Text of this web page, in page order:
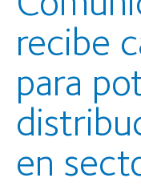
recibe
para
en